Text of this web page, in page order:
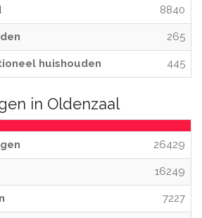
8840
265
huishouden 445
in Oldenzaal
26429
16249
7227